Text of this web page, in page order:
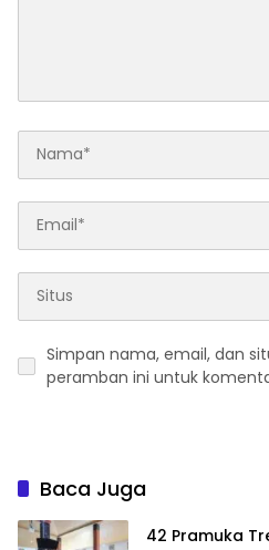
Simpan nama, email, dan
peramban ini untuk
Baca Juga
42 Pramuka